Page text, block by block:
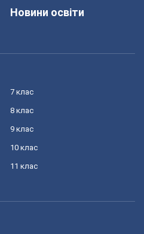
Новини освіти
7 клас
8 клас
9 клас
10 клас
11 клас